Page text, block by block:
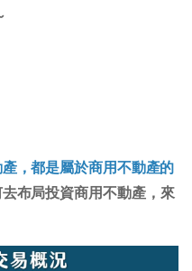
，都是屬於商用不動產的
布局投資商用不動產，來